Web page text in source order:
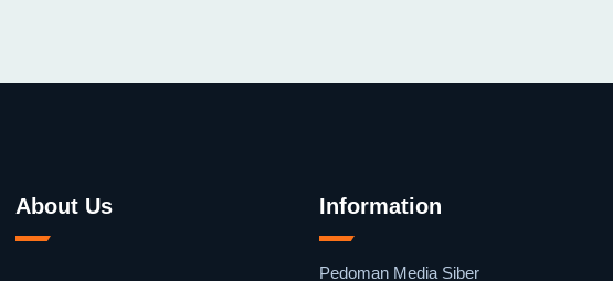
About Us Information
Pedoman Media Siber